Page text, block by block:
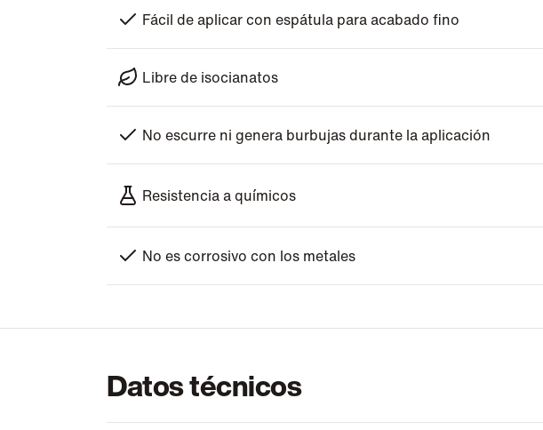
Fácil de aplicar con espátula para acabado fino
Libre de isocianatos
No escurre ni genera burbujas durante la aplicación
Resistencia a químicos
No es corrosivo con los metales
Datos técnicos